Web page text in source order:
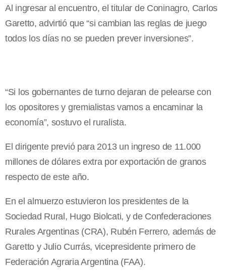
Al ingresar al encuentro, el titular de Coninagro, Carlos
Garetto, advirtió que “si cambian las reglas de juego
todos los días no se pueden prever inversiones”.
“Si los gobernantes de turno dejaran de pelearse con
los opositores y gremialistas vamos a encaminar la
economía”, sostuvo el ruralista.
El dirigente previó para 2013 un ingreso de 11.000
millones de dólares extra por exportación de granos
respecto de este año.
En el almuerzo estuvieron los presidentes de la
Sociedad Rural, Hugo Biolcati, y de Confederaciones
Rurales Argentinas (CRA), Rubén Ferrero, además de
Garetto y Julio Currás, vicepresidente primero de
Federación Agraria Argentina (FAA).